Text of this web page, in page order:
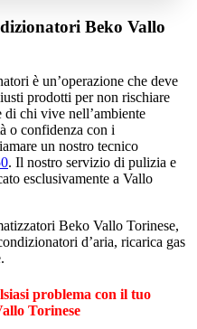
Beko Vallo
è un’operazione che deve
prodotti per non rischiare
di chi vive nell’ambiente
o confidenza con i
un nostro tecnico
. Il nostro servizio di pulizia e
esclusivamente a Vallo
Beko Vallo Torinese,
d’aria, ricarica gas
problema con il tuo
Torinese